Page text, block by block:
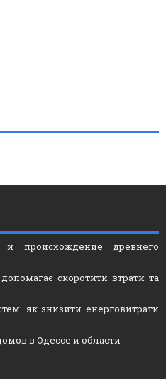
и происхождение древнего
скоротити втрати та
як знизити енерговитрати
в Одессе и области